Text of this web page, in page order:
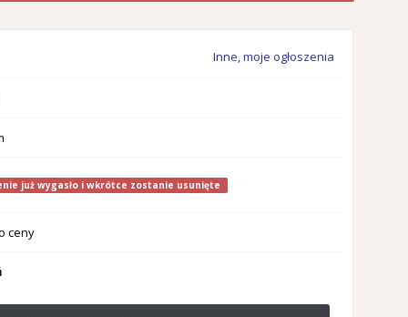
Inne, moje ogłoszenia
już wygasło i wkrótce zostanie usunięte
ceny